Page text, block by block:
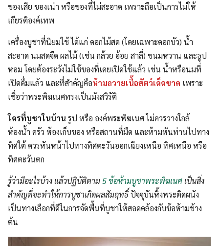
ของเสีย ของเน่า หรือของที่ไม่สะอาด เพราะถือเป็นการไม่ให้
เกียรติองค์เทพ
เครื่องบูชาที่นิยมใช้ ได้แก่ ดอกไม้สด (โดยเฉพาะดอกบัว) น้ำ
สะอาด นมสดจืด ผลไม้ (เช่น กล้วย อ้อย สาลี่) ขนมหวาน และธูป
หอม โดยต้องระวังไม่ใช้ของที่เคยเปิดใช้แล้ว เช่น น้ำหรือนมที่
เปิดดื่มแล้ว และที่สำคัญคือห้ามถวายเนื้อสัตว์เด็ดขาด เพราะ
เชื่อว่าพระพิฆเนศทรงเป็นมังสวิรัติ
ใครที่บูชาในบ้าน รูป หรือ องค์พระพิฆเนศ ไม่ควรวางใกล้
ห้องน้ำ ครัว ห้องเก็บของ หรือสถานที่มืด และห้ามหันท่านไปทาง
ทิศใต้ ควรหันหน้าไปทางทิศตะวันออกเฉียงเหนือ ทิศเหนือ หรือ
ทิศตะวันตก
รู้ว่ามีอะไรบ้าง แล้วปฏิบัติตาม5 ข้อห้ามบูชาพระพิฆเนศเป็นสิ่ง
สำคัญที่จะทำให้การบูชาเกิดผลสัมฤทธิ์ปัจจุบันหิ้งพระติดผนัง
เป็นทางเลือกที่ดีในการจัดพื้นที่บูชาให้สอดคล้องกับข้อห้ามข้าง
ต้น